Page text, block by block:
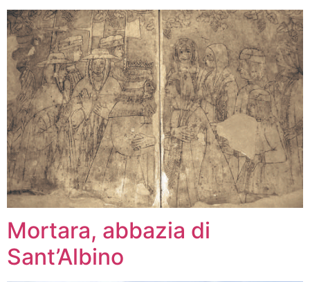
Mortara, abbazia di
Sant’Albino